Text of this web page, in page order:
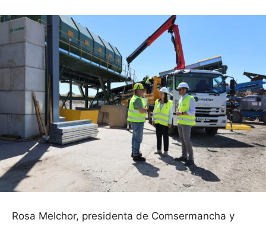
Rosa Melchor, presidenta de Comsermancha y